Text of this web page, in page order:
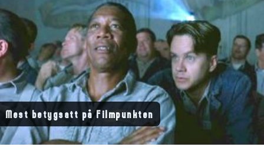
Mest betygsatt på Filmpunkten